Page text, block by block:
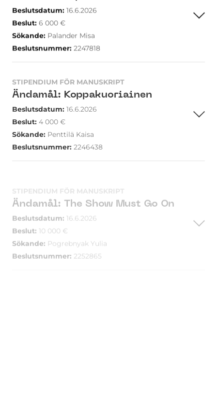
Beslutsdatum: 16.6.2026
Beslut: 6 000 €
Sökande: Palander Misa
Beslutsnummer: 2247818
Ändamål Koppakuoriainen
Beslutsdatum
16.6.2026
Sökande: Pogrebnyak Yulia
Beslutsnummer